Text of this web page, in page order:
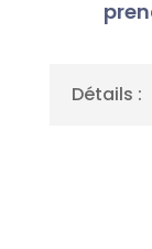
Détails :